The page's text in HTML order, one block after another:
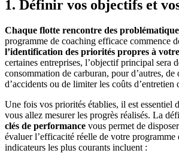
1. Définir vos objectifs et
Chaque flotte rencontre des
programme de coaching efficace commence
l’identification des priorités propres à
certaines entreprises, l’objectif principal sera
consommation de carburan, pour d’autres,
d’accidents ou de limiter les coûts d’entretien
Une fois vos priorités établies, il est essentiel
vous allez mesurer les progrès réalisés. La
clés de performance vous permet de
évaluer l’efficacité réelle de votre programme
indicateurs les plus courants incluent :